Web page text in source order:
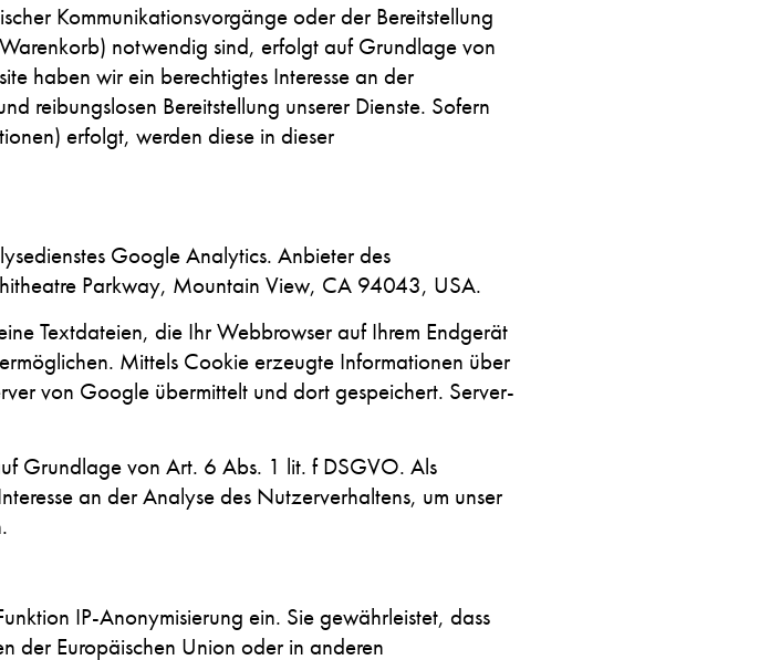
Kommunikationsvorgänge oder der Bereitstellung
notwendig sind, erfolgt auf Grundlage von
haben wir ein berechtigtes Interesse an der
reibungslosen Bereitstellung unserer Dienste. Sofern
erfolgt, werden diese in dieser
Google Analytics. Anbieter des
Parkway, Mountain View, CA 94043, USA.
Textdateien, die Ihr Webbrowser auf Ihrem Endgerät
Mittels Cookie erzeugte Informationen über
von Google übermittelt und dort gespeichert. Server-
Grundlage von Art. 6 Abs. 1 lit. f DSGVO. Als
an der Analyse des Nutzerverhaltens, um unser
IP-Anonymisierung ein. Sie gewährleistet, dass
der Europäischen Union oder in anderen